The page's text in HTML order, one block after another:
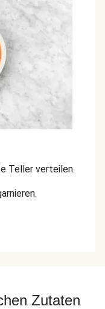
Teller verteilen.
Zutaten